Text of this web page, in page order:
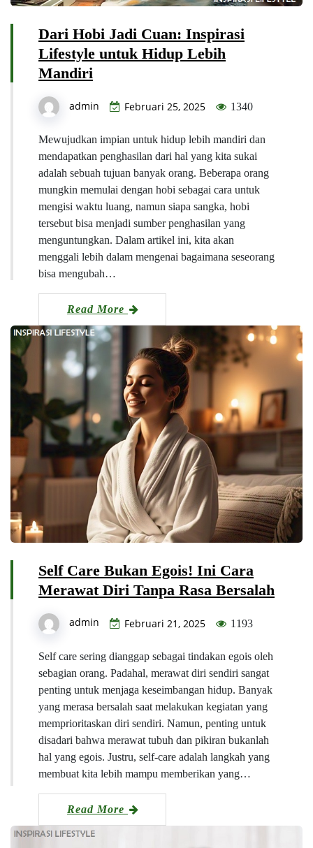
Dari Hobi Jadi Cuan: Inspirasi
Lifestyle untuk Hidup Lebih
Mandiri
admin Februari 25, 2025 1340
Mewujudkan impian untuk hidup lebih mandiri dan
mendapatkan penghasilan dari hal yang kita sukai
adalah sebuah tujuan banyak orang. Beberapa orang
mungkin memulai dengan hobi sebagai cara untuk
mengisi waktu luang, namun siapa sangka, hobi
tersebut bisa menjadi sumber penghasilan yang
menguntungkan. Dalam artikel ini, kita akan
menggali lebih dalam mengenai bagaimana seseorang
bisa mengubah…
Read More
Self Care Bukan Egois! Ini Cara
Merawat Diri Tanpa Rasa Bersalah
admin Februari 21, 2025 1193
Self care sering dianggap sebagai tindakan egois oleh
sebagian orang. Padahal, merawat diri sendiri sangat
penting untuk menjaga keseimbangan hidup. Banyak
yang merasa bersalah saat melakukan kegiatan yang
memprioritaskan diri sendiri. Namun, penting untuk
disadari bahwa merawat tubuh dan pikiran bukanlah
hal yang egois. Justru, self-care adalah langkah yang
membuat kita lebih mampu memberikan yang…
Read More